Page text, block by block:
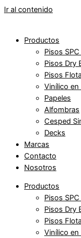
Ir al contenido
Productos
Pisos
Pisos Dry
Pisos
Vinílico en
Papeles
Alfombras
Cesped
Decks
Marcas
Contacto
Nosotros
Productos
Pisos
Pisos Dry
Pisos
Vinílico en